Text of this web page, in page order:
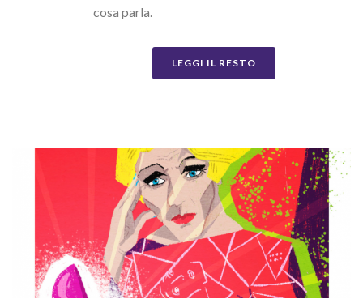
cosa parla.
LEGGI IL RESTO